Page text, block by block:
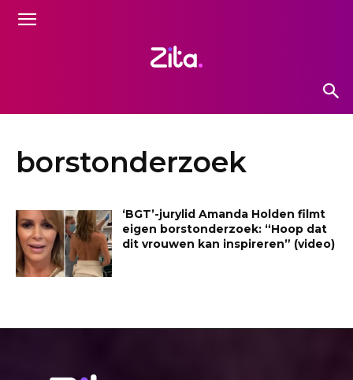
borstonderzoek
‘BGT’-jurylid Amanda Holden filmt
eigen borstonderzoek: “Hoop dat
dit vrouwen kan inspireren” (video)